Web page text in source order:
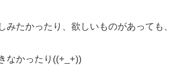
たかったり、欲しいものがあっても、
なかったり((+_+))